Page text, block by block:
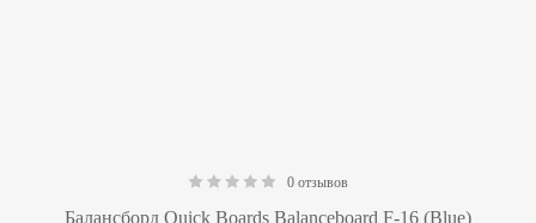
0 отзывов
Балансборд Quick Boards Balanceboard F-16 (Blue)